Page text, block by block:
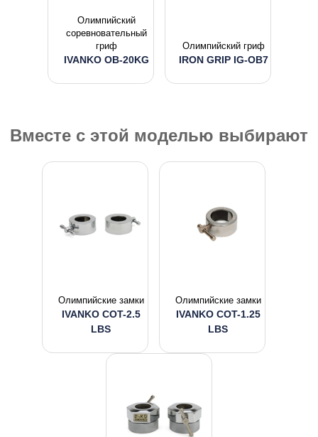
Олимпийский
соревновательный
гриф
IVANKO OB-20KG
Олимпийский гриф
IRON GRIP IG-OB7
Вместе с этой моделью выбирают
Олимпийские замки
IVANKO COT-2.5
LBS
Олимпийские замки
IVANKO COT-1.25
LBS